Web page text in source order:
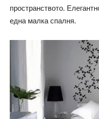
пространството.
една малка спалня.